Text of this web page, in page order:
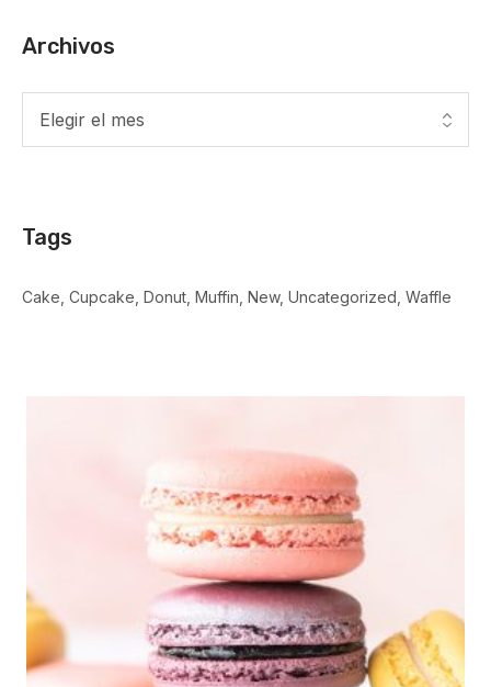
Archivos
Tags
Cake Cupcake Donut Muffin New Uncategorized Waffle